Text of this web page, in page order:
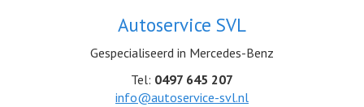
Autoservice SVL
Gespecialiseerd in Mercedes-Benz
Tel: 0497 645 207
info@autoservice-svl.nl